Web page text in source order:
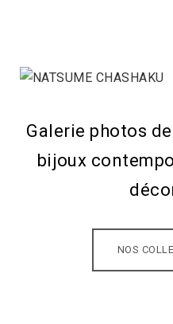
Galerie photos
bijoux
NOS